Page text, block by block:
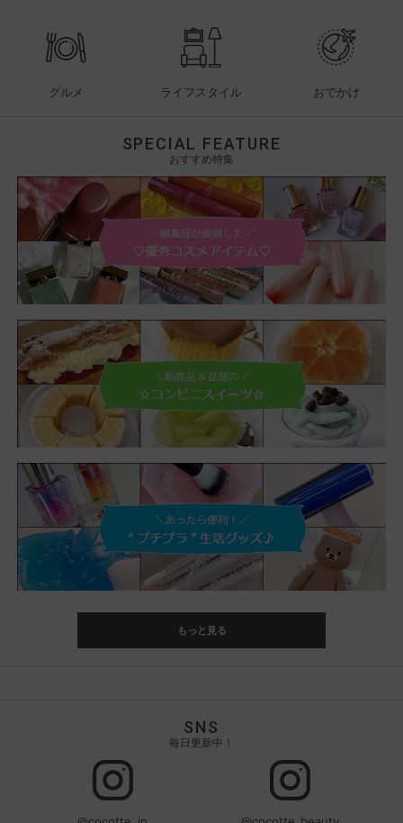
グルメ ライフスタイル おでかけ
SPECIAL FEATURE
おすすめ特集
もっと見る
SNS
毎日更新中！